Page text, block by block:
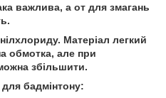
важлива, а от для змагань
Матеріал легкий
обмотка, але при
збільшити.
бадмінтону: